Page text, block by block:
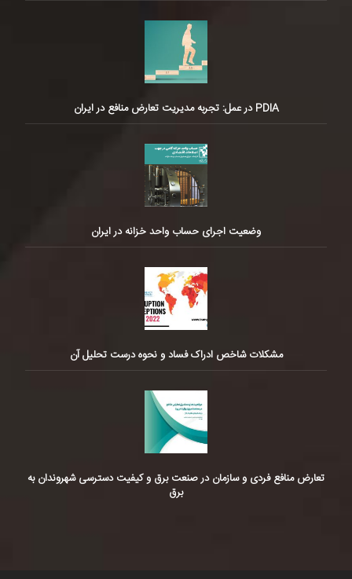
PDIA در عمل: تجربه مدیریت تعارض منافع در ایران
وضعیت اجرای حساب واحد خزانه در ایران
مشکلات شاخص ادراک فساد و نحوه درست تحلیل آن
تعارض منافع فردی و سازمان در صنعت برق و کیفیت دسترسی شهروندان به
برق